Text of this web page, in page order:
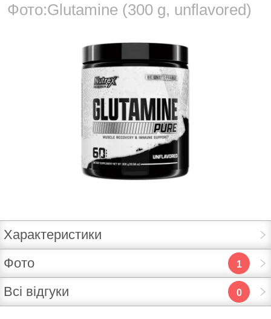
Фото:Glutamine (300 g, unflavored)
Характеристики
Фото
1
Всі відгуки 0